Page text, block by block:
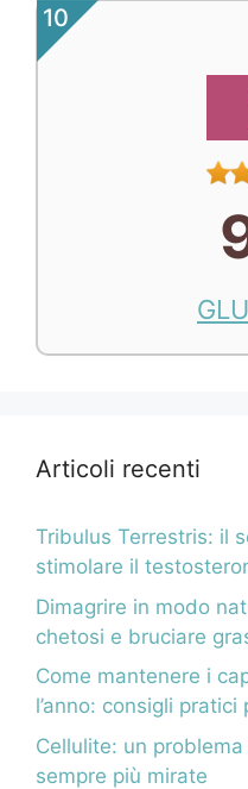
10
Articoli recenti
Tribulus Terrestris: il
stimolare il
Dimagrire in modo
chetosi e bruciare
Come mantenere i
l’anno: consigli
Cellulite: un
sempre più mirate